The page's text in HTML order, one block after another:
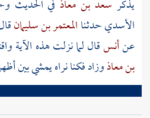
يذكر سعد بن معاذ في الحديث
الأسديحدثناالمعتمر بن سليمان
عنأنسقال لما نزلت هذه الآية
بن معاذوزاد فكنا نراه يمشي بين